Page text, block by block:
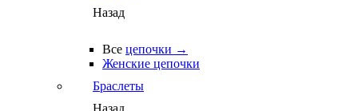
Назад
Все цепочки →
Женские цепочки
Браслеты
Назад